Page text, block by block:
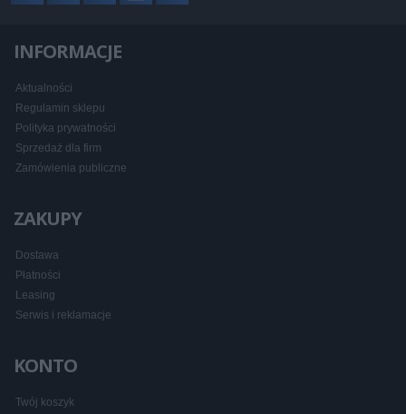
INFORMACJE
Aktualności
Regulamin sklepu
Polityka prywatności
Sprzedaż dla firm
Zamówienia publiczne
ZAKUPY
Dostawa
Płatności
Leasing
Serwis i reklamacje
KONTO
Twój koszyk